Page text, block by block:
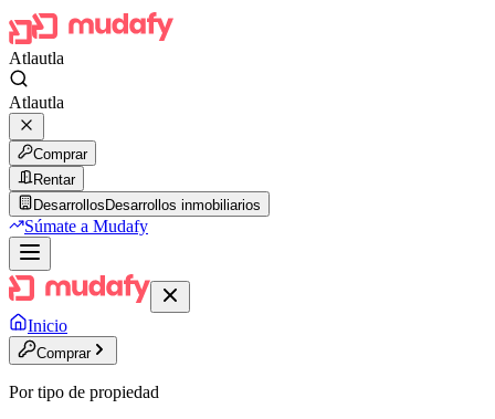
Atlautla
Atlautla
Comprar
Rentar
Desarrollos Desarrollos inmobiliarios
Súmate a Mudafy
Inicio
Comprar
Por tipo de propiedad